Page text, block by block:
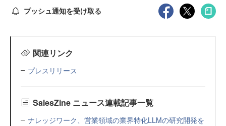
プッシュ通知を受け取る
関連リンク
プレスリリース
SalesZine ニュース連載記事一覧
ナレッジワーク、営業領域の業界特化LLMの研究開発を